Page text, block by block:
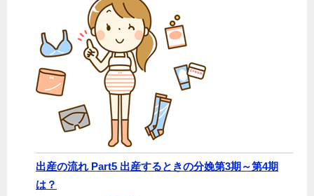
出産の流れ Part5 出産するときの分娩第3期～第4期
は？